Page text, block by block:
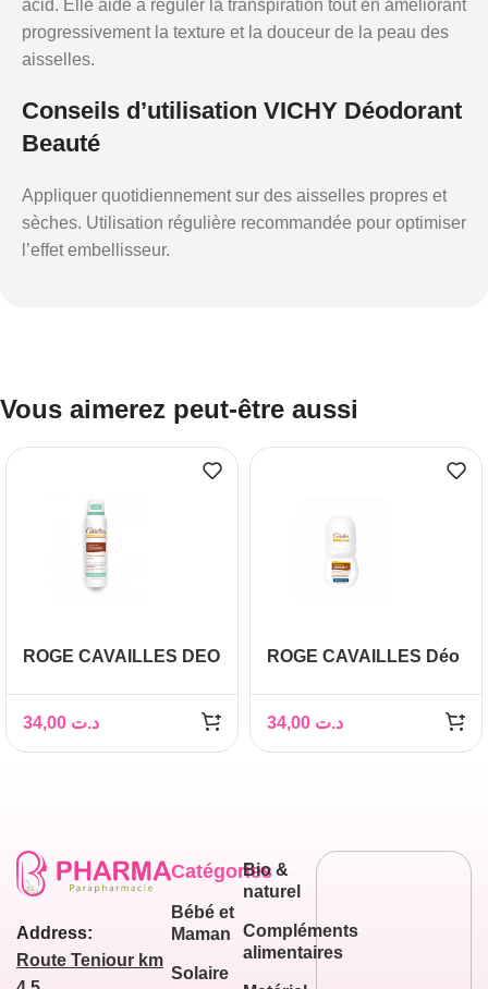
acid. Elle aide à réguler la transpiration tout en améliorant
progressivement la texture et la douceur de la peau des
aisselles.
Conseils d’utilisation VICHY Déodorant
Beauté
Appliquer quotidiennement sur des aisselles propres et
sèches. Utilisation régulière recommandée pour optimiser
l’effet embellisseur.
Vous aimerez peut-être aussi
ROGE CAVAILLES DEO
ALUMINIUM 150 ML
د.ت
ROGE CAVAILLES Déo
د.ت
Address:
Route Teniour km
Catégories
Bébé et
Maman
Solaire
Bio &
naturel
Compléments
alimentaires